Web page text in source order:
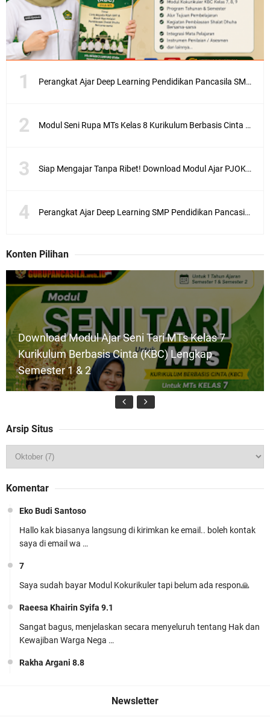
Perangkat Ajar Deep Learning Pendidikan Pancasila SMA/MA Kelas X, XI, XII Lengkap
Modul Seni Rupa MTs Kelas 8 Kurikulum Berbasis Cinta (KBC) Terlengkap Semester 1 dan 2
Siap Mengajar Tanpa Ribet! Download Modul Ajar PJOK MTs Kelas 7 Kurikulum Berbasis Cinta (KBC) Lengkap
Perangkat Ajar Deep Learning SMP Pendidikan Pancasila Kelas 7, 8, 9 Lengkap CP 046/H/KR/2025
Konten Pilihan
Download Modul Ajar Seni Tari MTs Kelas 7
Kurikulum Berbasis Cinta (KBC) Lengkap
Semester 1 & 2
Download Program Kerja Wakil Kepala
Berbasis Kurikulum Cinta
Cinta (KBC) Lengkap Siap Pakai
Siap Mengajar Tanpa Ribet! Download Modul
Arsip Situs
Komentar
Eko Budi Santoso
Hallo kak biasanya langsung di kirimkan ke email.. boleh kontak
saya di email wa …
7
Saya sudah bayar Modul Kokurikuler tapi belum ada respon🙏
Raeesa Khairin Syifa 9.1
Sangat bagus, menjelaskan secara menyeluruh tentang Hak dan
Kewajiban Warga Nega …
Rakha Argani 8.8